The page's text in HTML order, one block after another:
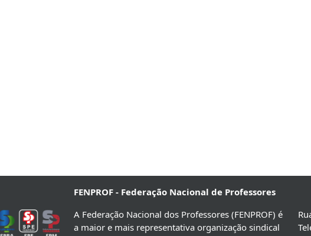
FENPROF - Federação Nacional de Professores
A Federação Nacional dos Professores (FENPROF) é
a maior e mais representativa organização sindical